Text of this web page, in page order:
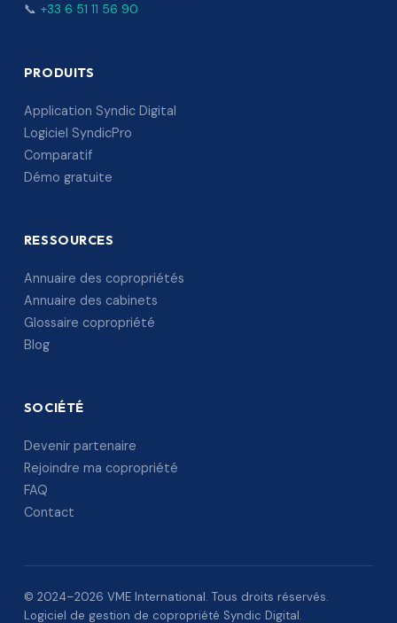
📞 +33 6 51 11 56 90
PRODUITS
Application Syndic Digital
Logiciel SyndicPro
Comparatif
Démo gratuite
RESSOURCES
Annuaire des copropriétés
Annuaire des cabinets
Glossaire copropriété
Blog
SOCIÉTÉ
Devenir partenaire
Rejoindre ma copropriété
FAQ
Contact
© 2024–2026 VME International. Tous droits réservés.
Logiciel de gestion de copropriété Syndic Digital.